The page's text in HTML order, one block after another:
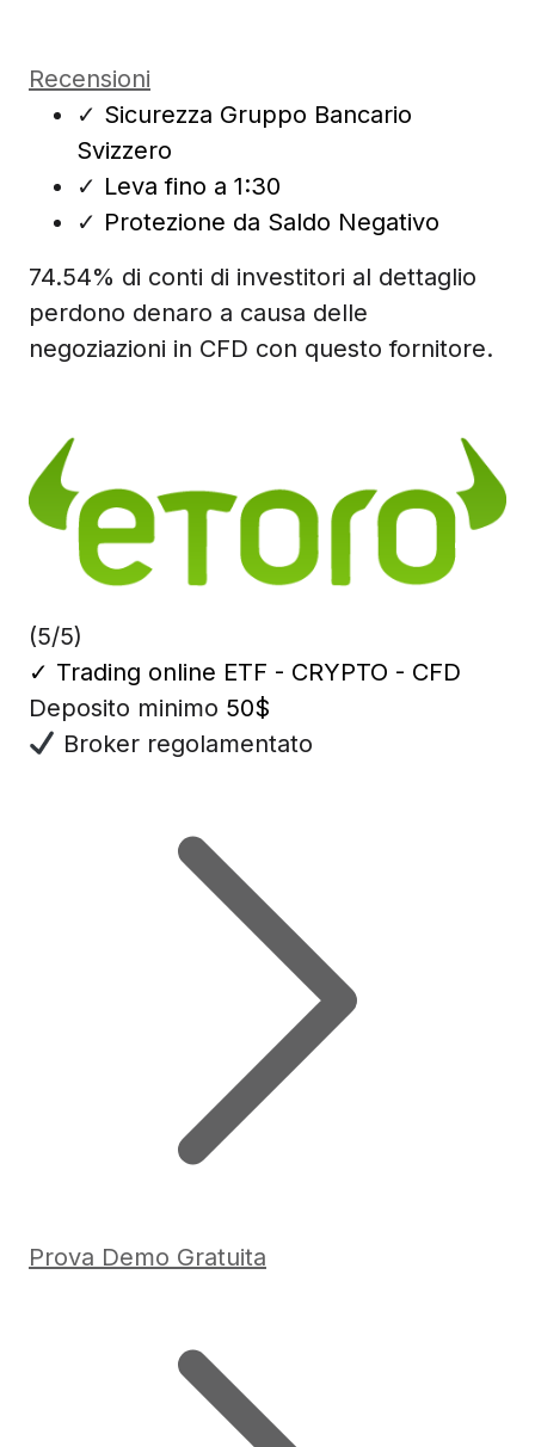
Recensioni
✓ Sicurezza Gruppo Bancario
Svizzero
✓ Leva fino a 1:30
✓ Protezione da Saldo Negativo
74.54% di conti di investitori al dettaglio
perdono denaro a causa delle
negoziazioni in CFD con questo fornitore.
(5/5)
✓ Trading online ETF - CRYPTO - CFD
Deposito minimo 50$
Broker regolamentato
Prova Demo Gratuita